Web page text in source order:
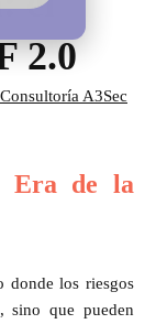
2.0
A3Sec
Era de la
donde los riesgos
sino que pueden